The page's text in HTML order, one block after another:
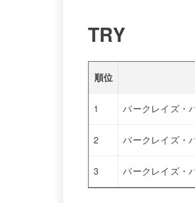
TRY
順位
1 バークレイズ・
2 バークレイズ・
3 バークレイズ・